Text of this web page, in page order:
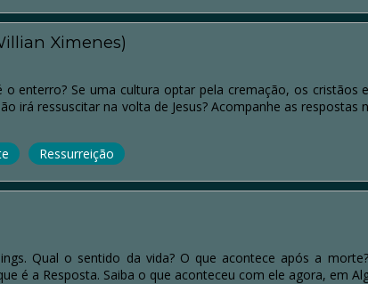
Ximenes)
enterro? Se uma cultura optar pela cremação, os cristãos
irá ressuscitar na volta de Jesus? Acompanhe as respostas
Ressurreição
Qual o sentido da vida? O que acontece após a
é a Resposta. Saiba o que aconteceu com ele agora, em